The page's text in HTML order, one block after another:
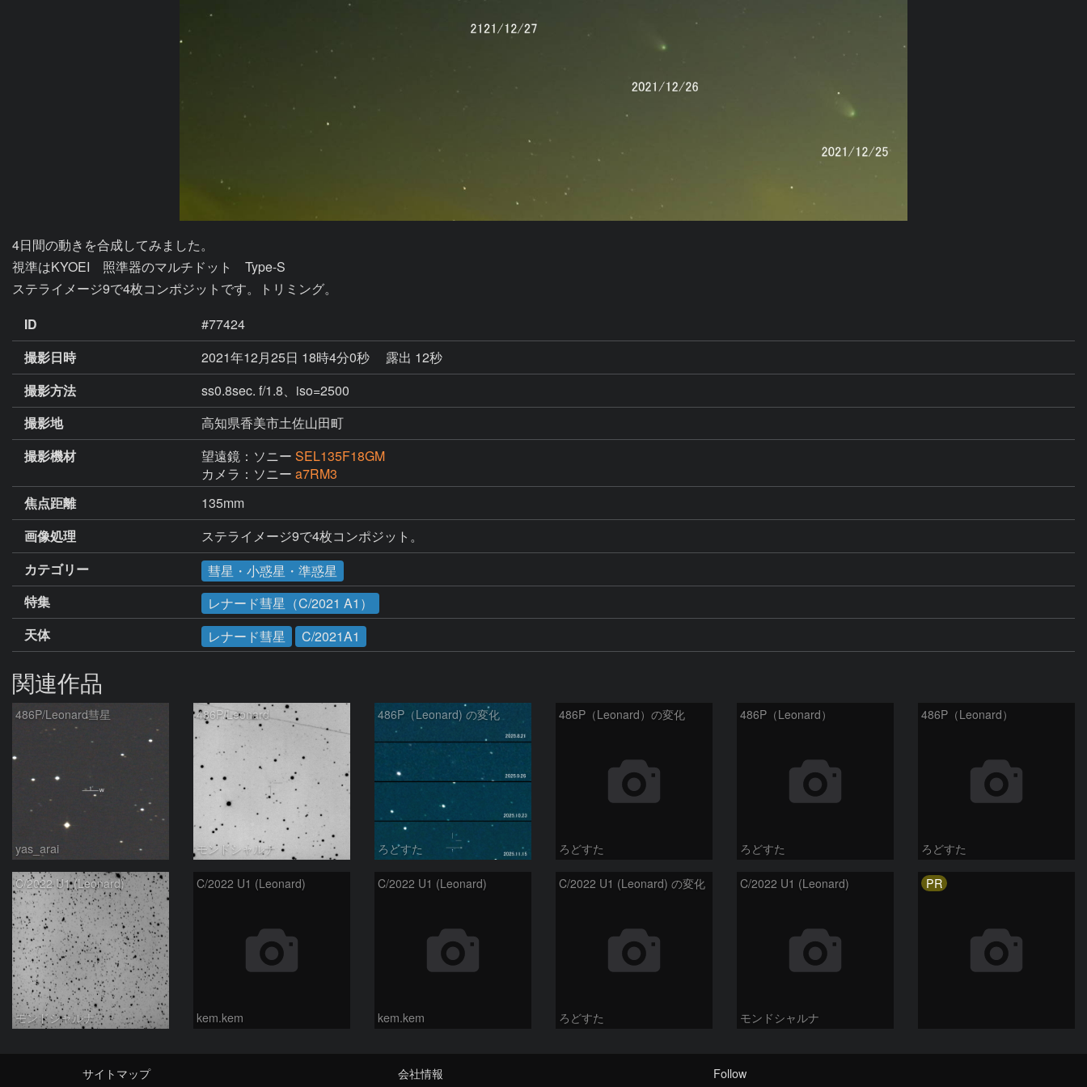
4日間の動きを合成してみました。
視準はKYOEI　照準器のマルチドット　Type-S
ステライメージ9で4枚コンポジットです。トリミング。
ID
#77424
撮影日時
2021年12月25日 18時4分0秒
露出 12秒
撮影方法
ss0.8sec. f/1.8、iso=2500
撮影地
高知県香美市土佐山田町
撮影機材
望遠鏡：ソニー SEL135F18GM
カメラ：ソニー a7RM3
焦点距離
135mm
画像処理
カテゴリー
彗星・小惑星・準惑星
特集
レナード彗星（C/2021 A1）
天体
レナード彗星 C/2021A1
関連作品
486P/Leonard彗星
yas_arai
486P/Leonard
モンドシャルナ
486P（Leonard) の変化
ろどすた
486P（Leonard）の変化
ろどすた
486P（Leonard）
ろどすた
486P（Leonard）
ろどすた
C/2022 U1 (Leonard)
モンドシャルナ
C/2022 U1 (Leonard)
kem.kem
C/2022 U1 (Leonard)
kem.kem
C/2022 U1 (Leonard) の変化
ろどすた
C/2022 U1 (Leonard)
モンドシャルナ
PR
サイトマップ
会社情報
Follow